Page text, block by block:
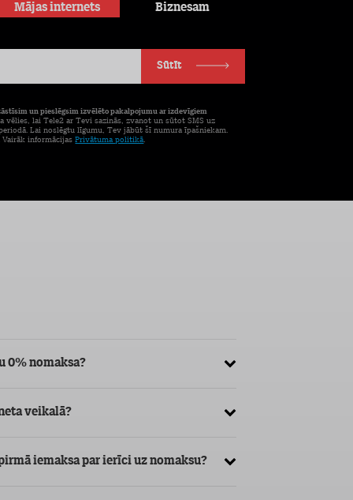
Mājas internets Biznesam
Sūtīt
un pieslēgsim izvēlēto pakalpojumu ar izdevīgiem
vēlies, lai Tele2 ar Tevi sazinās, zvanot un sūtot SMS uz
Lai noslēgtu līgumu, Tev jābūt šī numura īpašniekam.
Vairāk informācijasPrivātuma politikā.
0% nomaksa?
veikalā?
iemaksa par ierīci uz nomaksu?